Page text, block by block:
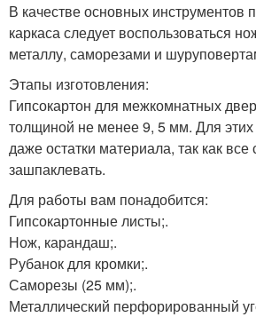
В качестве основных инструментов
каркаса следует воспользоваться
металлу, саморезами и
Этапы изготовления:
Гипсокартон для межкомнатных
толщиной не менее 9, 5 мм. Для этих
даже остатки материала, так как
зашпаклевать.
Для работы вам понадобится:
Гипсокартонные листы;.
Нож, карандаш;.
Рубанок для кромки;.
Саморезы (25 мм);.
Металлический перфорированный